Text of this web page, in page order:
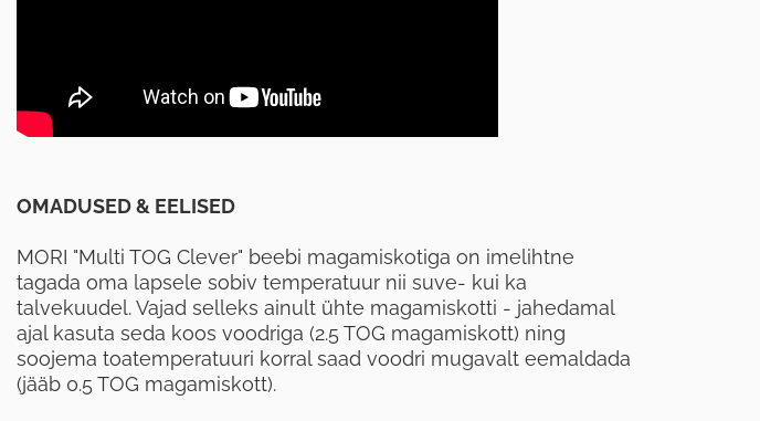
OMADUSED & EELISED
MORI "Multi TOG Clever" beebi magamiskotiga on imelihtne
tagada oma lapsele sobiv temperatuur nii suve- kui ka
talvekuudel. Vajad selleks ainult ühte magamiskotti - jahedamal
ajal kasuta seda koos voodriga (2.5 TOG magamiskott) ning
soojema toatemperatuuri korral saad voodri mugavalt eemaldada
(jääb 0.5 TOG magamiskott).